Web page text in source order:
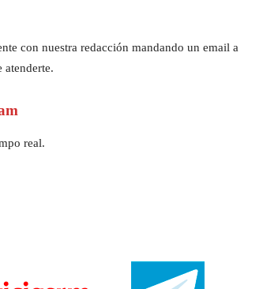
con nuestra redacción mandando un email a
atenderte.
real.